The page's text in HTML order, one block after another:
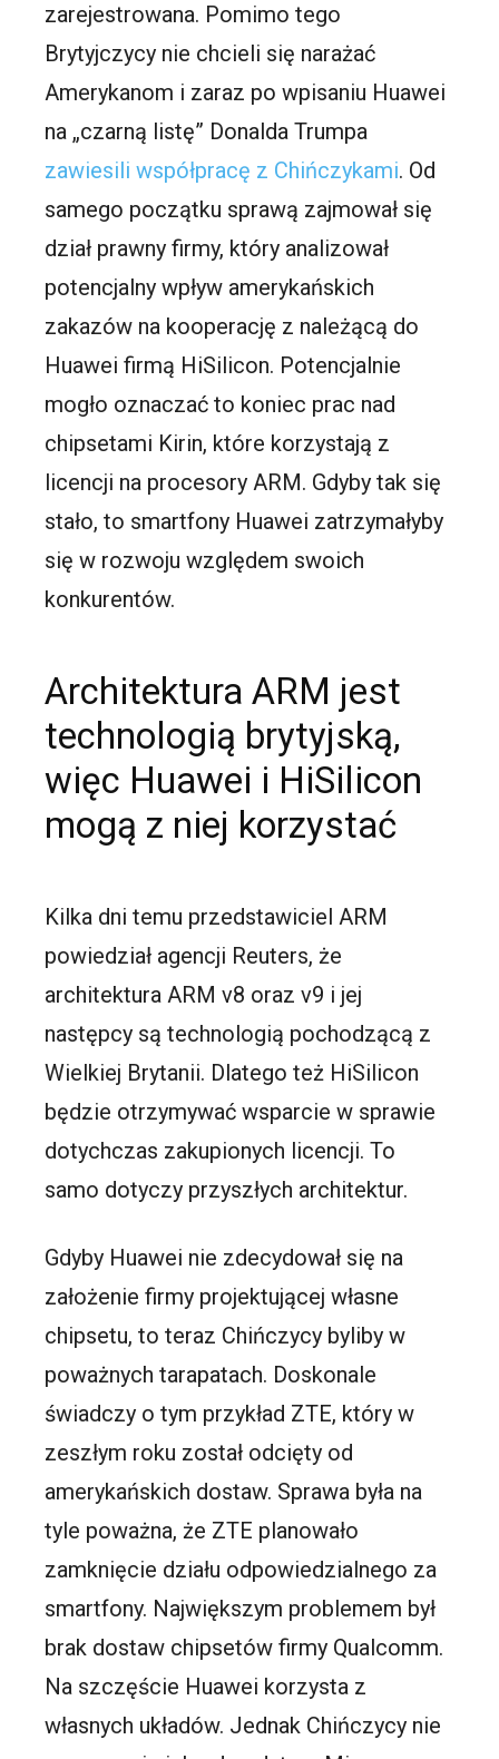
zarejestrowana. Pomimo tego
Brytyjczycy nie chcieli się narażać
Amerykanom i zaraz po wpisaniu Huawei
na „czarną listę” Donalda Trumpa
zawiesili współpracę z Chińczykami. Od
samego początku sprawą zajmował się
dział prawny firmy, który analizował
potencjalny wpływ amerykańskich
zakazów na kooperację z należącą do
Huawei firmą HiSilicon. Potencjalnie
mogło oznaczać to koniec prac nad
chipsetami Kirin, które korzystają z
licencji na procesory ARM. Gdyby tak się
stało, to smartfony Huawei zatrzymałyby
się w rozwoju względem swoich
konkurentów.
Architektura ARM jest
technologią brytyjską,
więc Huawei i HiSilicon
mogą z niej korzystać
Kilka dni temu przedstawiciel ARM
powiedział agencji Reuters, że
architektura ARM v8 oraz v9 i jej
następcy są technologią pochodzącą z
Wielkiej Brytanii. Dlatego też HiSilicon
będzie otrzymywać wsparcie w sprawie
dotychczas zakupionych licencji. To
samo dotyczy przyszłych architektur.
Gdyby Huawei nie zdecydował się na
założenie firmy projektującej własne
chipsetu, to teraz Chińczycy byliby w
poważnych tarapatach. Doskonale
świadczy o tym przykład ZTE, który w
zeszłym roku został odcięty od
amerykańskich dostaw. Sprawa była na
tyle poważna, że ZTE planowało
zamknięcie działu odpowiedzialnego za
smartfony. Największym problemem był
brak dostaw chipsetów firmy Qualcomm.
Na szczęście Huawei korzysta z
własnych układów. Jednak Chińczycy nie